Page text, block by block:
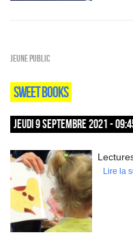
Jeune public
SWEET BOOKS
JEUDI 9 SEPTEMBRE 2021 -
Lire la